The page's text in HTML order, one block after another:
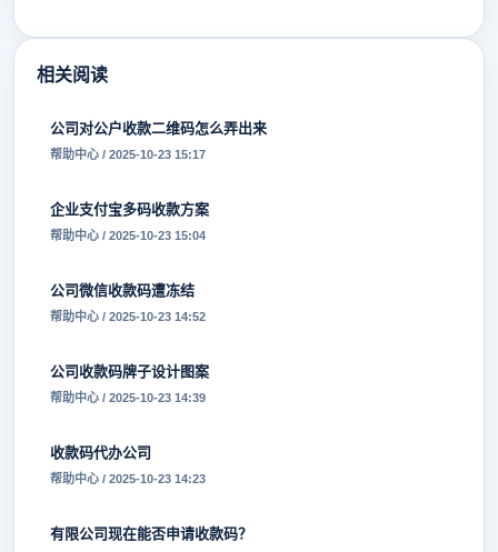
相关阅读
公司对公户收款二维码怎么弄出来
帮助中心 / 2025-10-23 15:17
企业支付宝多码收款方案
帮助中心 / 2025-10-23 15:04
公司微信收款码遭冻结
帮助中心 / 2025-10-23 14:52
公司收款码牌子设计图案
帮助中心 / 2025-10-23 14:39
收款码代办公司
帮助中心 / 2025-10-23 14:23
有限公司现在能否申请收款码？